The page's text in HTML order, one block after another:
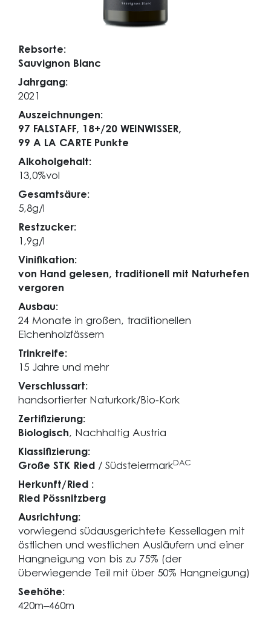
Rebsorte:
Sauvignon Blanc
Jahrgang:
2021
Auszeichnungen:
97 FALSTAFF, 18+/20 WEINWISSER,
99 A LA CARTE Punkte
Alkoholgehalt:
13,0%vol
Gesamtsäure:
5,8g/l
Restzucker:
1,9g/l
Vinifikation:
von Hand gelesen, traditionell mit Naturhefen
vergoren
Ausbau:
24 Monate in großen, traditionellen
Eichenholzfässern
Trinkreife:
15 Jahre und mehr
Verschlussart:
handsortierter Naturkork/Bio-Kork
Zertifizierung:
Biologisch, Nachhaltig Austria
Klassifizierung:
Große STK Ried / SüdsteiermarkDAC
Herkunft/Ried :
Ried Pössnitzberg
Ausrichtung:
vorwiegend südausgerichtete Kessellagen mit
östlichen und westlichen Ausläufern und einer
Hangneigung von bis zu 75% (der
überwiegende Teil mit über 50% Hangneigung)
Seehöhe:
420m–460m